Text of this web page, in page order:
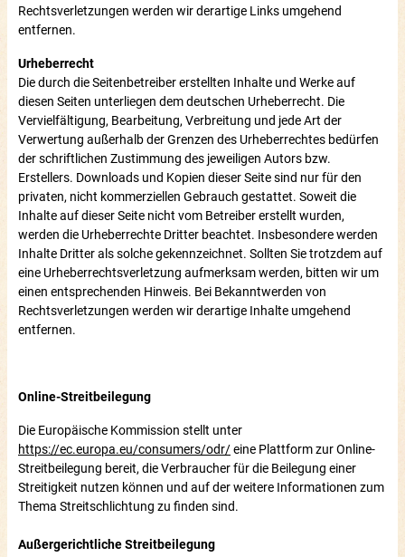
Rechtsverletzungen werden wir derartige Links umgehend
entfernen.
Urheberrecht
Die durch die Seitenbetreiber erstellten Inhalte und Werke auf
diesen Seiten unterliegen dem deutschen Urheberrecht. Die
Vervielfältigung, Bearbeitung, Verbreitung und jede Art der
Verwertung außerhalb der Grenzen des Urheberrechtes bedürfen
der schriftlichen Zustimmung des jeweiligen Autors bzw.
Erstellers. Downloads und Kopien dieser Seite sind nur für den
privaten, nicht kommerziellen Gebrauch gestattet. Soweit die
Inhalte auf dieser Seite nicht vom Betreiber erstellt wurden,
werden die Urheberrechte Dritter beachtet. Insbesondere werden
Inhalte Dritter als solche gekennzeichnet. Sollten Sie trotzdem auf
eine Urheberrechtsverletzung aufmerksam werden, bitten wir um
einen entsprechenden Hinweis. Bei Bekanntwerden von
Rechtsverletzungen werden wir derartige Inhalte umgehend
entfernen.
Online-Streitbeilegung
Die Europäische Kommission stellt unter
https://ec.europa.eu/consumers/odr/eine Plattform zur Online-
Streitbeilegung bereit, die Verbraucher für die Beilegung einer
Streitigkeit nutzen können und auf der weitere Informationen zum
Thema Streitschlichtung zu finden sind.
Außergerichtliche Streitbeilegung